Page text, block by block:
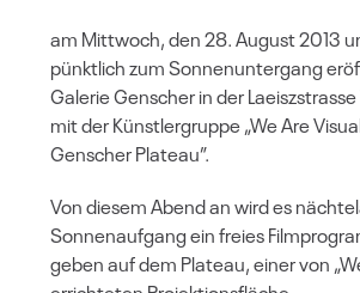
am Mittwoch, den 28. August 2013
pünktlich zum Sonnenuntergang
Galerie Genscher in der
mit der Künstlergruppe „We Are
Genscher Plateau”.
Von diesem Abend an wird es
Sonnenaufgang ein freies
geben auf dem Plateau, einer von